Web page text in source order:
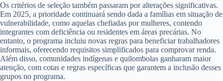
Os critérios de seleção também passaram por alterações significativas.
Em 2025, a prioridade continuará sendo dada a famílias em situação de
vulnerabilidade, como aquelas chefiadas por mulheres, contendo
integrantes com deficiência ou residentes em áreas precárias. No
entanto, o programa incluiu novas regras para beneficiar trabalhadores
informais, oferecendo requisitos simplificados para comprovar renda.
Além disso, comunidades indígenas e quilombolas ganharam maior
atenção, com cotas e regras específicas que garantem a inclusão desses
grupos no programa.